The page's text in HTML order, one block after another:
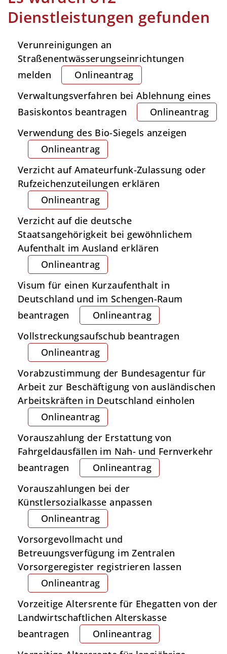
Dienstleistungen gefunden
Verunreinigungen an
Straßenentwässerungseinrichtungen
melden
Onlineantrag
Verwaltungsverfahren bei Ablehnung eines
Basiskontos beantragen
Onlineantrag
Verwendung des Bio-Siegels anzeigen
Onlineantrag
Verzicht auf Amateurfunk-Zulassung oder
Rufzeichenzuteilungen erklären
Onlineantrag
Verzicht auf die deutsche
Staatsangehörigkeit bei gewöhnlichem
Aufenthalt im Ausland erklären
Onlineantrag
Visum für einen Kurzaufenthalt in
Deutschland und im Schengen-Raum
beantragen
Onlineantrag
Vollstreckungsaufschub beantragen
Onlineantrag
Vorabzustimmung der Bundesagentur für
Arbeit zur Beschäftigung von ausländischen
Arbeitskräften in Deutschland einholen
Onlineantrag
Vorauszahlung der Erstattung von
Fahrgeldausfällen im Nah- und Fernverkehr
beantragen
Onlineantrag
Vorauszahlungen bei der
Künstlersozialkasse anpassen
Onlineantrag
Vorsorgevollmacht und
Betreuungsverfügung im Zentralen
Vorsorgeregister registrieren lassen
Onlineantrag
Vorzeitige Altersrente für Ehegatten von der
Landwirtschaftlichen Alterskasse
beantragen
Onlineantrag